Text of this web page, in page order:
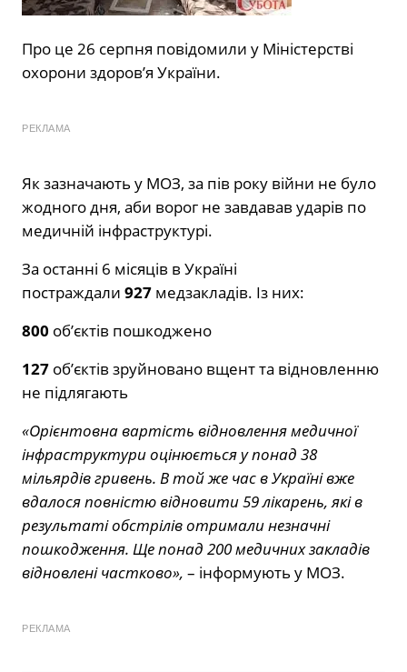
Про це 26 серпня повідомили у Міністерстві
охорони здоров’я України.
РЕКЛАМА
Як зазначають у МОЗ, за пів року війни не було
жодного дня, аби ворог не завдавав ударів по
медичній інфраструктурі.
За останні 6 місяців в Україні
постраждали 927 медзакладів. Із них:
800 об’єктів пошкоджено
127 об’єктів зруйновано вщент та відновленню
не підлягають
«Орієнтовна вартість відновлення медичної
інфраструктури оцінюється у понад 38
мільярдів гривень. В той же час в Україні вже
вдалося повністю відновити 59 лікарень, які в
результаті обстрілів отримали незначні
пошкодження. Ще понад 200 медичних закладів
відновлені частково», – інформують у МОЗ.
РЕКЛАМА